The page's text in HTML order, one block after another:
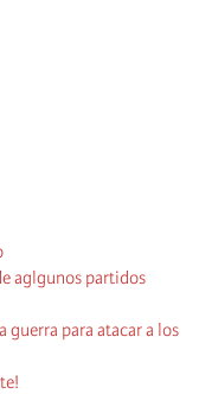
aglgunos partidos
guerra para atacar a los